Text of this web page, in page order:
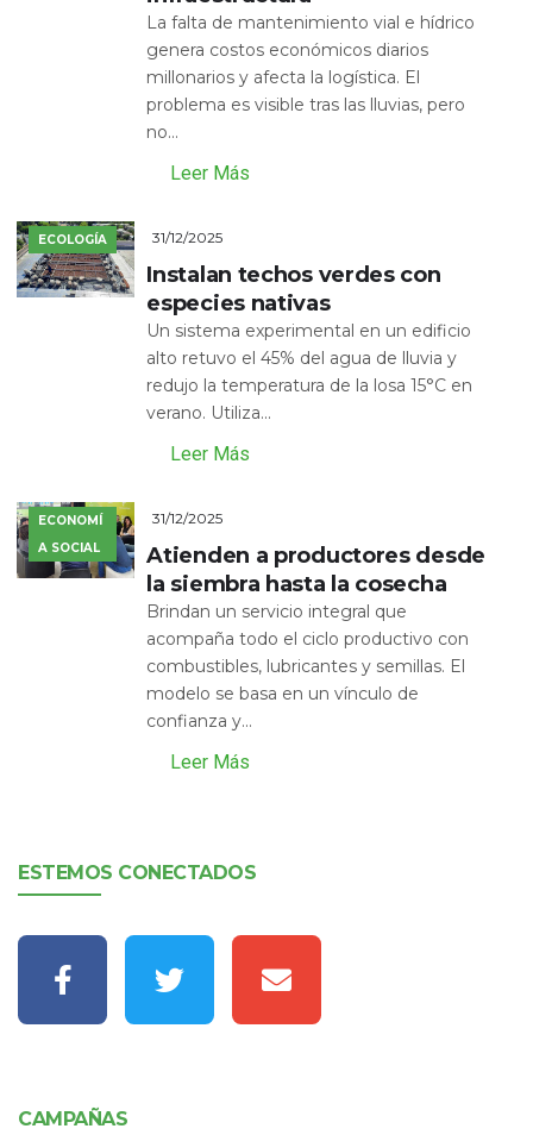
La falta de mantenimiento vial e hídrico
genera costos económicos diarios
millonarios y afecta la logística. El
problema es visible tras las lluvias, pero
no...
Leer Más
ECOLOGÍA 31/12/2025
Instalan techos verdes con
especies nativas
Un sistema experimental en un edificio
alto retuvo el 45% del agua de lluvia y
redujo la temperatura de la losa 15°C en
verano. Utiliza...
Leer Más
ECONOMÍ
A SOCIAL
31/12/2025
Atienden a productores desde
la siembra hasta la cosecha
Brindan un servicio integral que
acompaña todo el ciclo productivo con
combustibles, lubricantes y semillas. El
modelo se basa en un vínculo de
confianza y...
Leer Más
ESTEMOS CONECTADOS
CAMPAÑAS